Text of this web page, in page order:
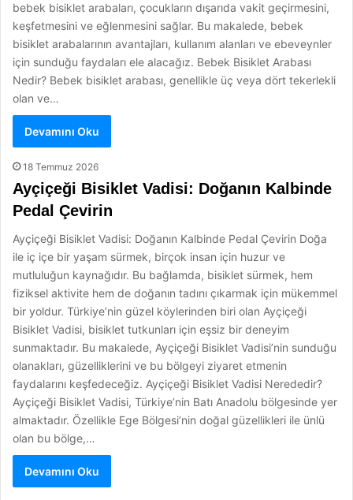
bebek bisiklet arabaları, çocukların dışarıda vakit geçirmesini,
keşfetmesini ve eğlenmesini sağlar. Bu makalede, bebek
bisiklet arabalarının avantajları, kullanım alanları ve ebeveynler
için sunduğu faydaları ele alacağız. Bebek Bisiklet Arabası
Nedir? Bebek bisiklet arabası, genellikle üç veya dört tekerlekli
olan ve…
Devamını Oku
18 Temmuz 2026
Ayçiçeği Bisiklet Vadisi: Doğanın Kalbinde
Pedal Çevirin
Ayçiçeği Bisiklet Vadisi: Doğanın Kalbinde Pedal Çevirin Doğa
ile iç içe bir yaşam sürmek, birçok insan için huzur ve
mutluluğun kaynağıdır. Bu bağlamda, bisiklet sürmek, hem
fiziksel aktivite hem de doğanın tadını çıkarmak için mükemmel
bir yoldur. Türkiye’nin güzel köylerinden biri olan Ayçiçeği
Bisiklet Vadisi, bisiklet tutkunları için eşsiz bir deneyim
sunmaktadır. Bu makalede, Ayçiçeği Bisiklet Vadisi’nin sunduğu
olanakları, güzelliklerini ve bu bölgeyi ziyaret etmenin
faydalarını keşfedeceğiz. Ayçiçeği Bisiklet Vadisi Nerededir?
Ayçiçeği Bisiklet Vadisi, Türkiye’nin Batı Anadolu bölgesinde yer
almaktadır. Özellikle Ege Bölgesi’nin doğal güzellikleri ile ünlü
olan bu bölge,…
Devamını Oku